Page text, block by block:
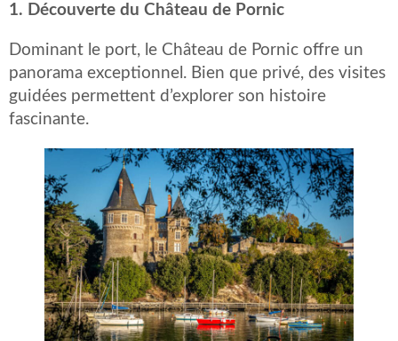
1. Découverte du Château de Pornic
Dominant le port, le Château de Pornic offre un
panorama exceptionnel. Bien que privé, des visites
guidées permettent d’explorer son histoire
fascinante.